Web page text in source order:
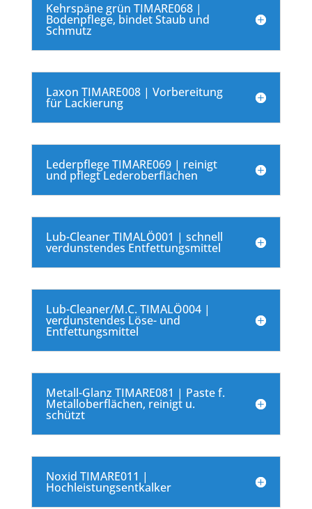
Kehrspäne grün TIMARE068 |
Bodenpflege, bindet Staub und
Schmutz
Laxon TIMARE008 | Vorbereitung
für Lackierung
Lederpflege TIMARE069 | reinigt
und pflegt Lederoberflächen
Lub-Cleaner TIMALÖ001 | schnell
verdunstendes Entfettungsmittel
Lub-Cleaner/M.C. TIMALÖ004 |
verdunstendes Löse- und
Entfettungsmittel
Metall-Glanz TIMARE081 | Paste f.
Metalloberflächen, reinigt u.
schützt
Noxid TIMARE011 |
Hochleistungsentkalker